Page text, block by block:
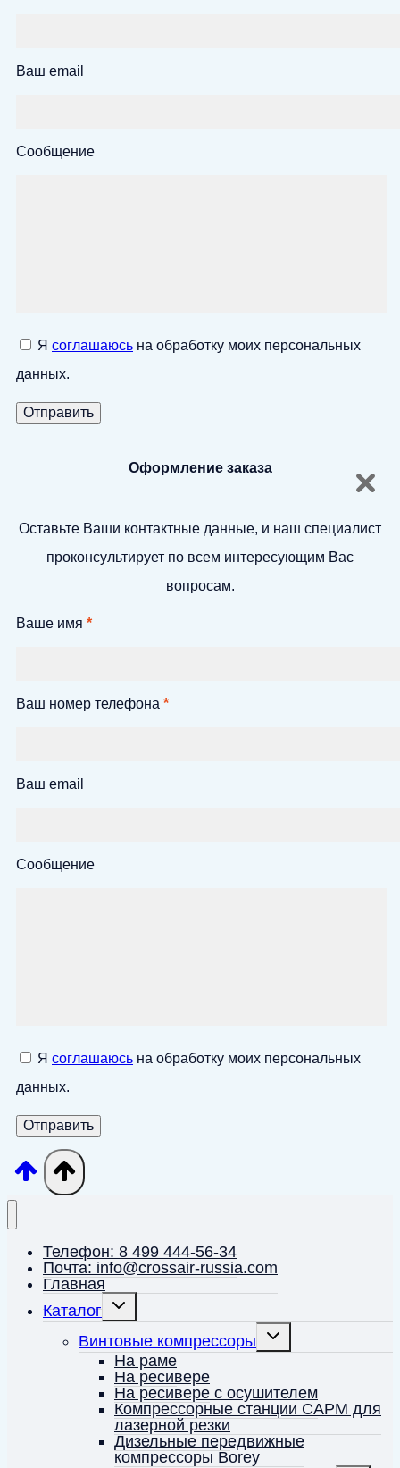
Ваш email
Сообщение
Я соглашаюсь на обработку моих персональных
данных.
Оформление заказа
Оставьте Ваши контактные данные, и наш специалист
проконсультирует по всем интересующим Вас
вопросам.
Ваше имя *
Ваш номер телефона *
Ваш email
Сообщение
Я соглашаюсь на обработку моих персональных
данных.
Телефон: 8 499 444-56-34
Почта: info@crossair-russia.com
Главная
Каталог
Переключить
дочернее
меню
Винтовые компрессоры
Переключить
дочернее
меню
На раме
На ресивере
На ресивере с осушителем
Компрессорные станции CAPM для
лазерной резки
Дизельные передвижные
компрессоры Borey